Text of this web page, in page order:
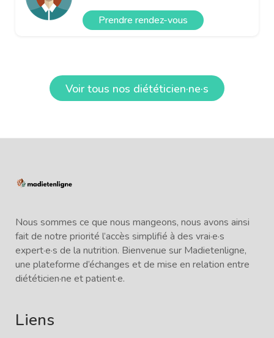
Prendre rendez-vous
Voir tous nos diététicien·ne·s
Nous sommes ce que nous mangeons, nous avons ainsi
fait de notre priorité l’accès simplifié à des vrai·e·s
expert·e·s de la nutrition. Bienvenue sur Madietenligne,
une plateforme d’échanges et de mise en relation entre
diététicien·ne et patient·e.
Liens